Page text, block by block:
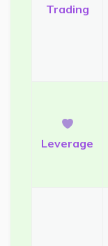
Trading
Leverage